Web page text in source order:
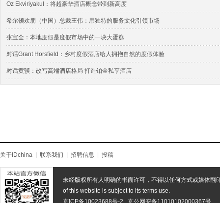
Oz Ekviriyakul：将超豪华酒店概念带到新高度
希尔顿欢朋（中国）总裁王伟：用独特的服务文化引领市场
张宝全：本地度假是度假市场中的一块大蛋糕
对话Grant Horsfield：乡村度假酒店给人拥抱自然的度假体验
对话黄骥：改写高端酒店格局 打造铂金私享酒店
关于IDchina 联系我们 招聘信息 投稿
未经版权所有人明确的书面许可，不得以任何方式或媒体翻
of this website is subject to its terms use.
京ICP备10023688号-2
京公网安备11010102000367号